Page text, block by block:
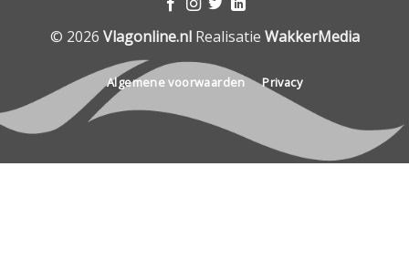
© 2026 Vlagonline.nlRealisatie WakkerMedia
Algemene voorwaarden Privacy